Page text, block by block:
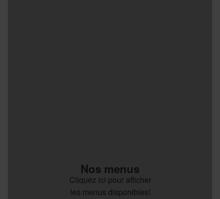
Nos menus
Cliquez ici pour afficher
les menus disponibles!